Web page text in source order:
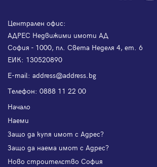
Централен офис:
АДРЕС Недвижими имоти АД
София - 1000, пл. Света Неделя 4, ет. 6
ЕИК: 130520890
Е-mail: address@address.bg
Телефон: 0888 11 22 00
Начало
Наеми
Защо да купя имот с Адрес?
Защо да наема имот с Адрес?
Ново строителство София